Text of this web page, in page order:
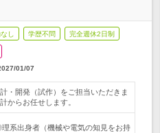
し 学歴不問 完全週休2日制
01/07
・開発（試作）をご担当いただきま
からお任せします。
系出身者（機械や電気の知見をお持